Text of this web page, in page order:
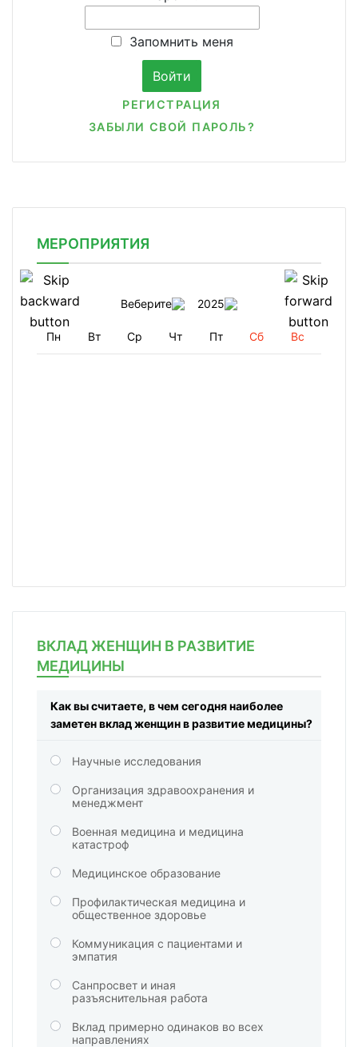
Запомнить меня
РЕГИСТРАЦИЯ
ЗАБЫЛИ СВОЙ ПАРОЛЬ?
МЕРОПРИЯТИЯ
Веберите 2025
Пн Вт Ср Чт Пт Сб Вс
ВКЛАД ЖЕНЩИН В РАЗВИТИЕ
МЕДИЦИНЫ
Как вы считаете, в чем сегодня наиболее
заметен вклад женщин в развитие медицины?
Научные исследования
Организация здравоохранения и
менеджмент
Военная медицина и медицина
катастроф
Медицинское образование
Профилактическая медицина и
общественное здоровье
Коммуникация с пациентами и
эмпатия
Санпросвет и иная
разъяснительная работа
Вклад примерно одинаков во всех
направлениях